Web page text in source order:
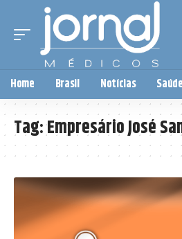
Home Brasil Notícias Saúde
Tag:Empresário José